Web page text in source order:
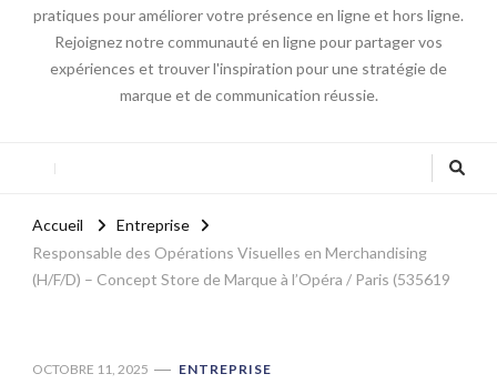
pratiques pour améliorer votre présence en ligne et hors ligne.
Rejoignez notre communauté en ligne pour partager vos
expériences et trouver l'inspiration pour une stratégie de
marque et de communication réussie.
Accueil
Entreprise
Responsable des Opérations Visuelles en Merchandising
(H/F/D) – Concept Store de Marque à l’Opéra / Paris (535619
OCTOBRE 11, 2025 ENTREPRISE